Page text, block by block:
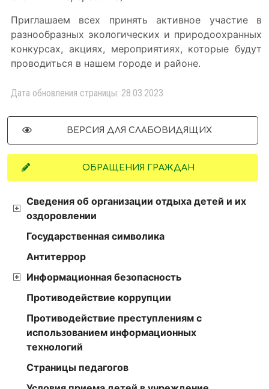
Приглашаем всех принять активное участие в
разнообразных экологических и природоохранных
конкурсах, акциях, мероприятиях, которые будут
проводиться в нашем городе и районе.
Дата обновления страницы: 28.03.2023
ВЕРСИЯ ДЛЯ СЛАБОВИДЯЩИХ
ОБРАЩЕНИЯ ГРАЖДАН
Сведения об организации отдыха детей и их
оздоровлении
Государственная символика
Антитеррор
Информационная безопасность
Противодействие коррупции
Противодействие преступлениям с
использованием информационных
технологий
Страницы педагогов